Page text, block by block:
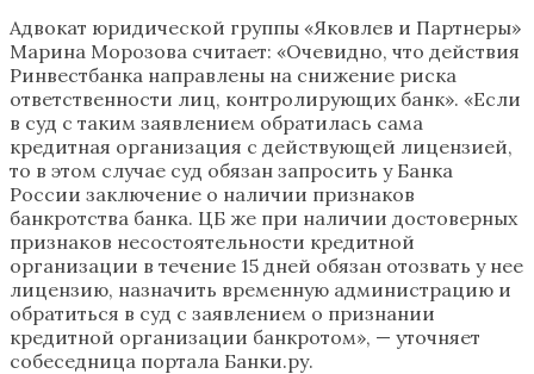
Адвокат юридической группы «Яковлев и Партнеры»
Марина Морозова считает: «Очевидно, что действия
Ринвестбанка направлены на снижение риска
ответственности лиц, контролирующих банк». «Если
в суд с таким заявлением обратилась сама
кредитная организация с действующей лицензией,
то в этом случае суд обязан запросить у Банка
России заключение о наличии признаков
банкротства банка. ЦБ же при наличии достоверных
признаков несостоятельности кредитной
организации в течение 15 дней обязан отозвать у нее
лицензию, назначить временную администрацию и
обратиться в суд с заявлением о признании
кредитной организации банкротом», — уточняет
собеседница портала Банки.ру.